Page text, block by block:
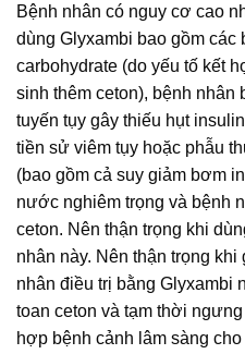
Bệnh nhân có nguy cơ cao
dùng Glyxambi bao gồm các
carbohydrate (do yếu tố kết
sinh thêm ceton), bệnh nhân
tuyến tụy gây thiếu hụt
tiền sử viêm tụy hoặc phẫu
(bao gồm cả suy giảm bơm
nước nghiêm trọng và bệnh
ceton. Nên thận trọng khi
nhân này. Nên thận trọng
nhân điều trị bằng Glyxambi
toan ceton và tạm thời
hợp bệnh cảnh lâm sàng